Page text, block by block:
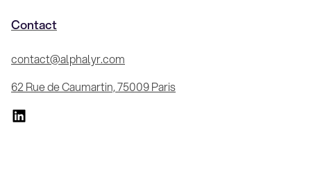
Contact
contact@alphalyr.com
62 Rue de Caumartin, 75009 Paris